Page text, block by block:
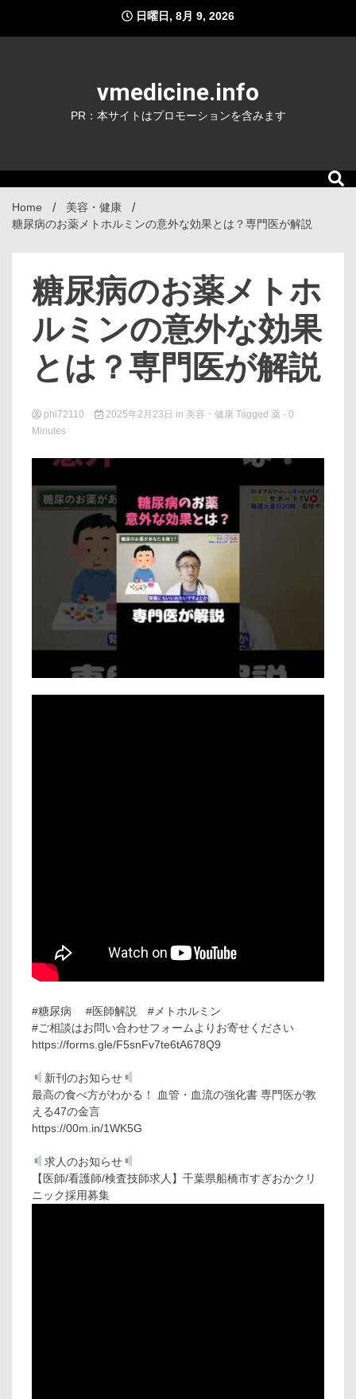
content
日曜日, 8月 9, 2026
vmedicine.info
PR：本サイトはプロモーションを含みます
Home
美容・健康
糖尿病のお薬メトホルミンの意外な効果とは？専門医が解説
糖尿病のお薬メトホ
ルミンの意外な効果
とは？専門医が解説
phi72110 2025年2月23日 in 美容・健康 Tagged 薬 - 0
Minutes
#糖尿病 #医師解説 #メトホルミン
#ご相談はお問い合わせフォームよりお寄せください
https://forms.gle/F5snFv7te6tA678Q9
新刊のお知らせ
最高の食べ方がわかる！ 血管・血流の強化書 専門医が教
える47の金言
https://00m.in/1WK5G
求人のお知らせ
【医師/看護師/検査技師求人】千葉県船橋市すぎおかクリ
ニック採用募集